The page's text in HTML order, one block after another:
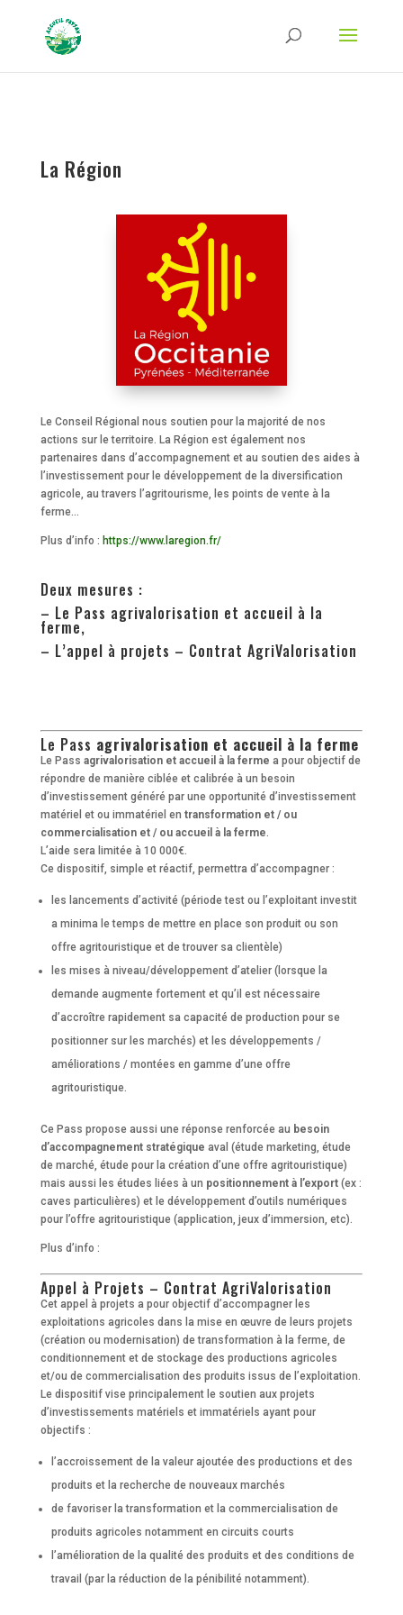
Type-Options Referrer-Policy Permissions-Policy
ga('require', 'GTM-TFCVLFN');
La Région
Le Conseil Régional nous soutien pour la majorité de nos
actions sur le territoire. La Région est également nos
partenaires dans d’accompagnement et au soutien des aides à
l’investissement pour le développement de la diversification
agricole, au travers l’agritourisme, les points de vente à la
ferme…
Plus d’info : https://www.laregion.fr/
Deux mesures :
– Le Pass agrivalorisation et accueil à la
ferme,
– L’appel à projets – Contrat AgriValorisation
Le Pass agrivalorisation et accueil à la ferme
Le Pass agrivalorisation et accueil à la ferme a pour objectif de
répondre de manière ciblée et calibrée à un besoin
d’investissement généré par une opportunité d’investissement
matériel et ou immatériel en transformation et / ou
commercialisation et / ou accueil à la ferme.
L’aide sera limitée à 10 000€.
Ce dispositif, simple et réactif, permettra d’accompagner :
les lancements d’activité (période test ou l’exploitant investit
a minima le temps de mettre en place son produit ou son
offre agritouristique et de trouver sa clientèle)
les mises à niveau/développement d’atelier (lorsque la
demande augmente fortement et qu’il est nécessaire
d’accroître rapidement sa capacité de production pour se
positionner sur les marchés) et les développements /
améliorations / montées en gamme d’une offre
agritouristique.
Ce Pass propose aussi une réponse renforcée au besoin
d’accompagnement stratégique aval (étude marketing, étude
de marché, étude pour la création d’une offre agritouristique)
mais aussi les études liées à un positionnement à l’export (ex :
caves particulières) et le développement d’outils numériques
pour l’offre agritouristique (application, jeux d’immersion, etc).
Plus d’info :
Appel à Projets – Contrat AgriValorisation
Cet appel à projets a pour objectif d’accompagner les
exploitations agricoles dans la mise en œuvre de leurs projets
(création ou modernisation) de transformation à la ferme, de
conditionnement et de stockage des productions agricoles
et/ou de commercialisation des produits issus de l’exploitation.
Le dispositif vise principalement le soutien aux projets
d’investissements matériels et immatériels ayant pour
objectifs :
l’accroissement de la valeur ajoutée des productions et des
produits et la recherche de nouveaux marchés
de favoriser la transformation et la commercialisation de
produits agricoles notamment en circuits courts
l’amélioration de la qualité des produits et des conditions de
travail (par la réduction de la pénibilité notamment).